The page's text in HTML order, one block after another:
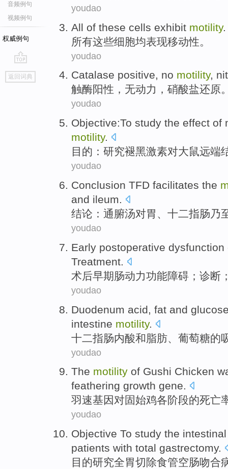
音频例句
视频例句
权威例句
go
top
返回词典
youdao
All of these cells exhibit motility.
所有这些细胞均表现移动性。
youdao
Catalase positive, no motility,
触酶阳性 ， 无动力 ， 硝酸盐还原
youdao
Objective:To study the effect of
motility.
目的 ： 研究褪黑激素对大鼠远端
youdao
Conclusion TFD facilitates the
and ileum.
结论 ：通 腑汤对胃 、 十二指肠乃
youdao
Early postoperative dysfunction
Treatment.
术后早期肠动力功能障碍 ； 诊断
youdao
Duodenum acid fat and
intestine motility.
十二指肠内酸和 脂肪 葡萄糖的
youdao
The motility of Gushi Chicken
feathering growth gene.
羽速基因对固始鸡各阶段的死亡
youdao
Objective To study the intestinal
patients with total gastrectomy.
目的研究全胃切除食管空肠吻合